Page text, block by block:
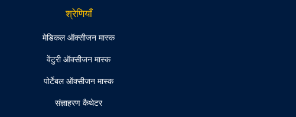
श्रेणियाँ
मेडिकल ऑक्सीजन मास्क
वेंटुरी ऑक्सीजन मास्क
पोर्टेबल ऑक्सीजन मास्क
संज्ञाहरण कैथेटर